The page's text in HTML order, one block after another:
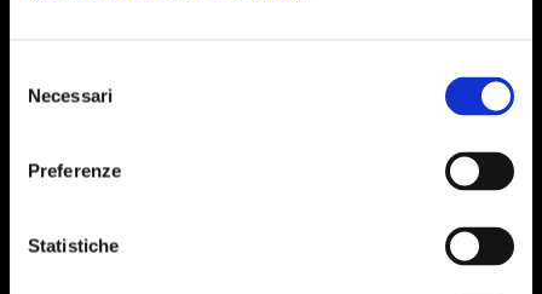
delNecessari
Preferenze
Statistiche